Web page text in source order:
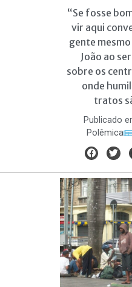
“Se fosse
vir aqui
gente mesmo
João ao
sobre os
onde
tratos
Publicado
Polêmica